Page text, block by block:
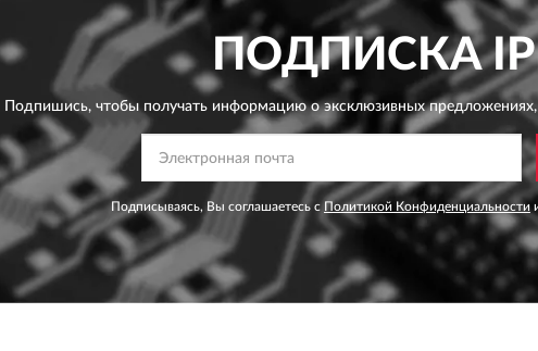
ПОДПИСКА
Подпишись, чтобы получать информацию о эксклюзивных предложениях,
Подписываясь, Вы соглашаетесь с Политикой Конфиденциальности